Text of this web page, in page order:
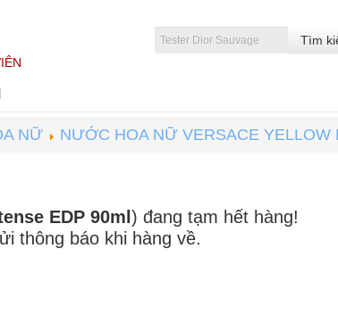
NỮ NƯỚC HOA NỮ VERSACE
EDP 90ml ) đang tạm hết hàng!
thông báo khi hàng về.